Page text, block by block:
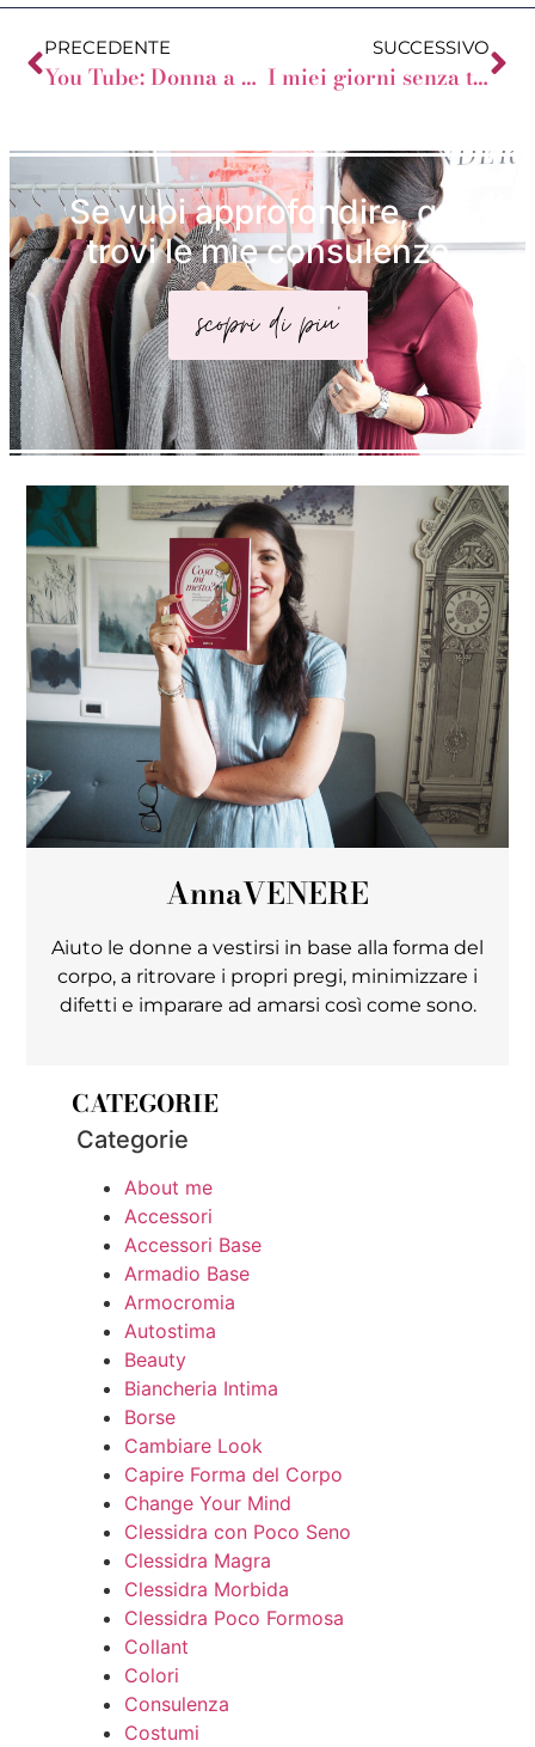
PRECEDENTE
You Tube: Donna a Clessidra, Difficoltà e Paturnie
SUCCESSIVO
I miei giorni senza trucco
Se vuoi approfondire, qui
trovi le mie consulenze
scopri di piu'
AnnaVENERE
Aiuto le donne a vestirsi in base alla forma del
corpo, a ritrovare i propri pregi, minimizzare i
difetti e imparare ad amarsi così come sono.
CATEGORIE
Categorie
About me
Accessori
Accessori Base
Armadio Base
Armocromia
Autostima
Beauty
Biancheria Intima
Borse
Cambiare Look
Capire Forma del Corpo
Change Your Mind
Clessidra con Poco Seno
Clessidra Magra
Clessidra Morbida
Clessidra Poco Formosa
Collant
Colori
Consulenza
Costumi